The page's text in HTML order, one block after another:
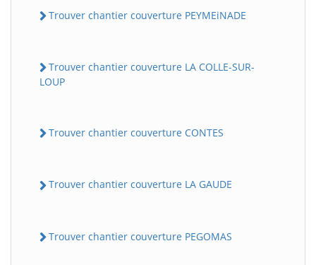
Trouver chantier couverture PEYMEiNADE
Trouver chantier couverture LA COLLE-SUR-
LOUP
Trouver chantier couverture CONTES
Trouver chantier couverture LA GAUDE
Trouver chantier couverture PEGOMAS